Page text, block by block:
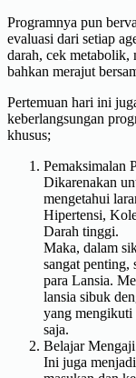
Programnya pun
evaluasi dari setiap
darah, cek metabolik,
bahkan merajut
Pertemuan hari ini
keberlangsungan
khusus;
Pemaksimalan
Dikarenakan
mengetahui
Hipertensi,
Darah tinggi.
Maka, dalam
sangat penting,
para Lansia.
lansia sibuk
yang mengikuti
saja.
Belajar Mengaji
Ini juga